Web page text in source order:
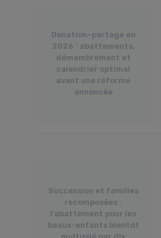
Donation-partage en
2026 : abattements,
démembrement et
calendrier optimal
avant une réforme
annoncée
Succession et familles
recomposées :
l'abattement pour les
beaux-enfants bientôt